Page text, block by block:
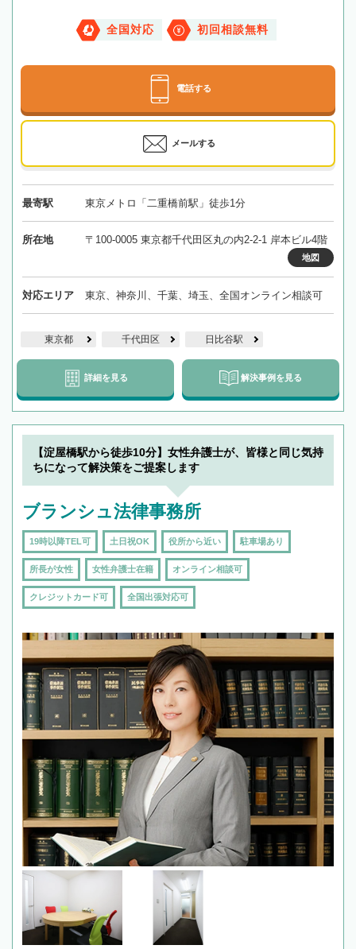
全国対応 初回相談無料
電話する
メールする
最寄駅 東京メトロ「二重橋前駅」徒歩1分
所在地 〒100-0005 東京都千代田区丸の内2-2-1 岸本ビル4階
地図
対応エリア 東京、神奈川、千葉、埼玉、全国オンライン相談可
東京都 千代田区 日比谷駅
詳細を見る 解決事例を見る
【淀屋橋駅から徒歩10分】女性弁護士が、皆様と同じ気持
ちになって解決策をご提案します
ブランシュ法律事務所
19時以降TEL可 土日祝OK 役所から近い 駐車場あり
所長が女性 女性弁護士在籍 オンライン相談可
クレジットカード可 全国出張対応可